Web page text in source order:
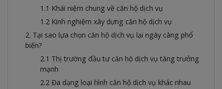
1.1 Khái niệm chung về căn hộ dịch vụ
1.2 Kinh nghiệm xây dựng căn hộ dịch vụ
2. Tại sao lựa chọn căn hộ dịch vụ lại ngày càng phổ
biến?
2.1 Thị trường đầu tư căn hộ dịch vụ tăng trưởng
mạnh
2.2 Đa dạng loại hình căn hộ dịch vụ khác nhau